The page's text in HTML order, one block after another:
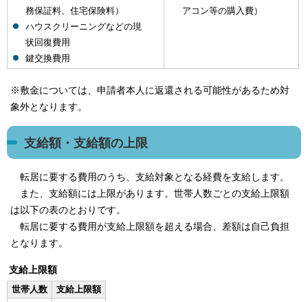
務保証料、住宅保険料）
ハウスクリーニングなどの現
状回復費用
鍵交換費用
アコン等の購入費）
※敷金については、申請者本人に返還される可能性があるため対
象外となります。
支給額・支給額の上限
転居に要する費用のうち、支給対象となる経費を支給します。
また、支給額には上限があります。世帯人数ごとの支給上限額
は以下の表のとおりです。
転居に要する費用が支給上限額を超える場合、差額は自己負担
となります。
支給上限額
世帯人数
支給上限額